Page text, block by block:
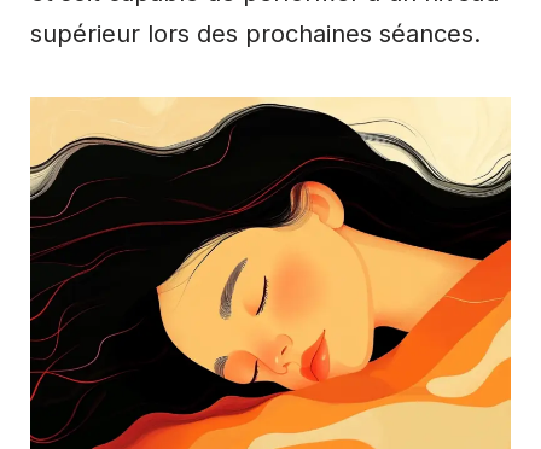
supérieur lors des prochaines séances.